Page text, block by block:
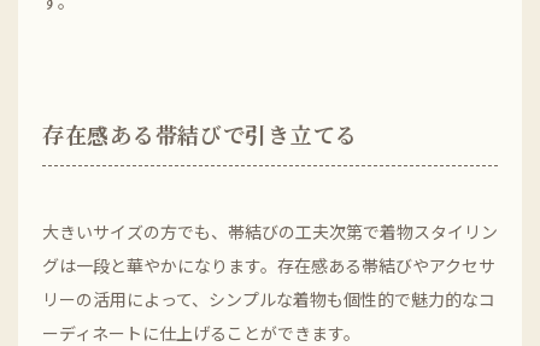
存在感ある帯結びで引き立てる
大きいサイズの方でも、帯結びの工夫次第で着物スタイリン
グは一段と華やかになります。存在感ある帯結びやアクセサ
リーの活用によって、シンプルな着物も個性的で魅力的なコ
ーディネートに仕上げることができます。